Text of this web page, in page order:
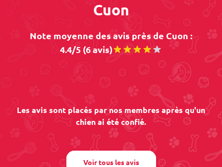
Cuon
Note moyenne des avis près de Cuon :
4.4/5 (6 avis)
Les avis sont placés par nos membres après qu'un
chien ai été confié.
Voir tous les avis